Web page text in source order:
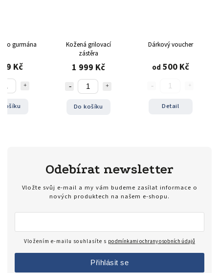
gurmána
Kč
košíku
Kožená grilovací
zástěra
1 999 Kč
Do košíku
Dárkový voucher
od 500 Kč
Detail
Odebírat newsletter
Vložte svůj e-mail a my vám budeme zasílat informace o
nových produktech na našem e-shopu.
Vložením e-mailu souhlasíte s podmínkami ochrany osobních údajů
Přihlásit se